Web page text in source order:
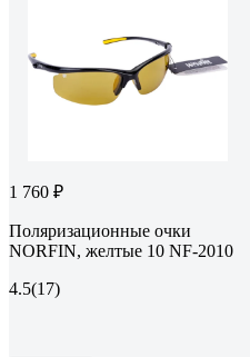
1 760 ₽
Поляризационные очки
NORFIN, желтые 10 NF-2010
4.5(17)